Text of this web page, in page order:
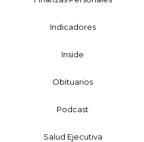
Indicadores
Inside
Obituarios
Podcast
Salud Ejecutiva